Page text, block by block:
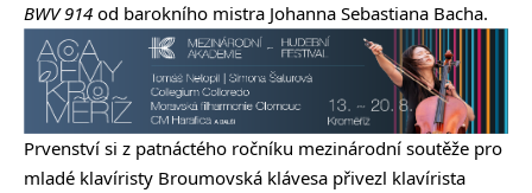
BWV 914 od barokního mistra Johanna Sebastiana Bacha.
Prvenství si z patnáctého ročníku mezinárodní soutěže pro
mladé klavíristy Broumovská klávesa přivezl klavírista